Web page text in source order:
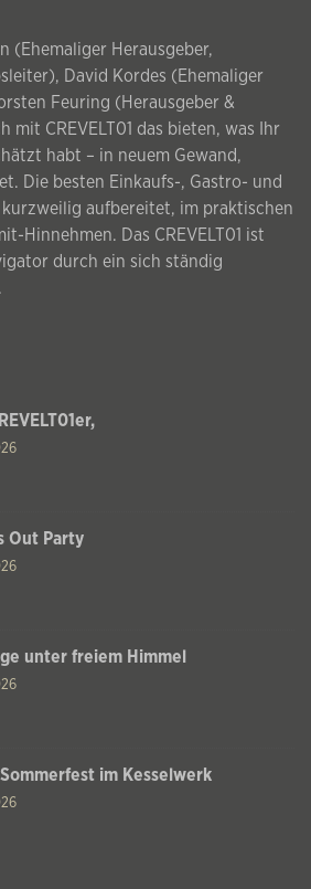
(Ehemaliger Herausgeber,
David Kordes (Ehemaliger
Feuring (Herausgeber &
mit CREVELT01 das bieten, was Ihr
habt – in neuem Gewand,
Die besten Einkaufs-, Gastro- und
aufbereitet, im praktischen
Hinnehmen. Das CREVELT01 ist
durch ein sich ständig
Out Party
unter freiem Himmel
im Kesselwerk